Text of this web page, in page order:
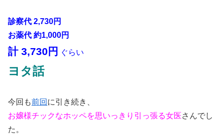
診察代 2,730円
お薬代 約1,000円
計 3,730円 ぐらい
ヨタ話
今回も前回 に引き続き、
お嬢様チックなホッペを思いっきり引っ張る女医さんでし
た。